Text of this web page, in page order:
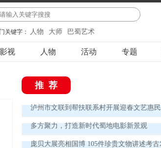
关键字： 人物 大师 巴蜀艺术
影视 人物 活动 专题
推荐
泸州市文联到帮扶联系村开展迎春文艺惠
多方聚力，打造新时代蜀地电影新景观
庞贝大展亮相国博 105件珍贵文物讲述考古